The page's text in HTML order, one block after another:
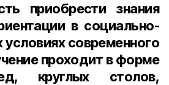
приобрести знания
в социально-
условиях современного
проходит в форме
круглых столов,